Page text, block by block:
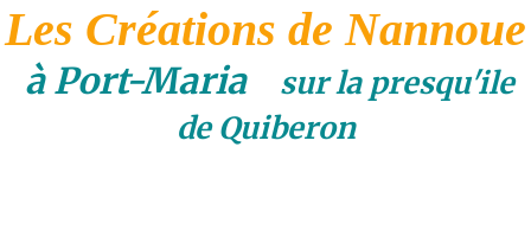
Les Créations de Nannoue
à Port-Maria
sur la presqu'ile
de Quiberon